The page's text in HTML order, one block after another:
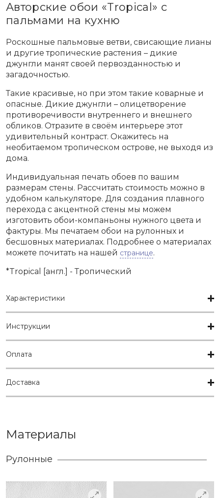
Авторские обои «Tropical» с
пальмами на кухню
Роскошные пальмовые ветви, свисающие лианы
и другие тропические растения – дикие
джунгли манят своей первозданностью и
загадочностью.
Такие красивые, но при этом такие коварные и
опасные. Дикие джунгли – олицетворение
противоречивости внутреннего и внешнего
обликов. Отразите в своём интерьере этот
удивительный контраст. Окажитесь на
необитаемом тропическом острове, не выходя из
дома.
Индивидуальная печать обоев по вашим
размерам стены. Рассчитать стоимость можно в
удобном калькуляторе. Для создания плавного
перехода с акцентной стены мы можем
изготовить обои-компаньоны нужного цвета и
фактуры. Мы печатаем обои на рулонных и
бесшовных материалах. Подробнее о материалах
можете почитать на нашей странице.
*Tropical [англ.] - Тропический
Характеристики
Инструкции
Оплата
Доставка
Материалы
Рулонные